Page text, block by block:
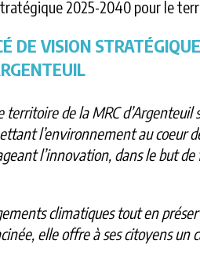
2025-2040 pour le
DE VISION
territoire de la MRC
l’environnement au coeur
l’innovation, dans le but
climatiques tout en
elle offre à ses citoyens